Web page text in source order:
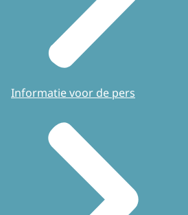
Informatie voor de pers